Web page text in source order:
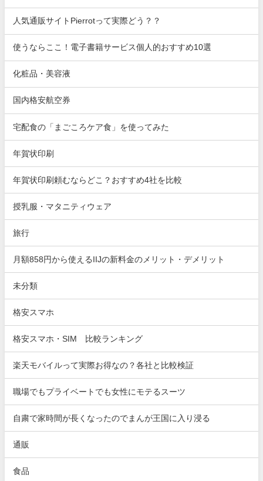
人気通販サイトPierrotって実際どう？？
使うならここ！電子書籍サービス個人的おすすめ10選
化粧品・美容液
国内格安航空券
宅配食の「まごころケア食」を使ってみた
年賀状印刷
年賀状印刷頼むならどこ？おすすめ4社を比較
授乳服・マタニティウェア
旅行
月額858円から使えるIIJの新料金のメリット・デメリット
未分類
格安スマホ
格安スマホ・SIM 比較ランキング
楽天モバイルって実際お得なの？各社と比較検証
職場でもプライベートでも女性にモテるスーツ
自粛で家時間が長くなったのでまんが王国に入り浸る
通販
食品